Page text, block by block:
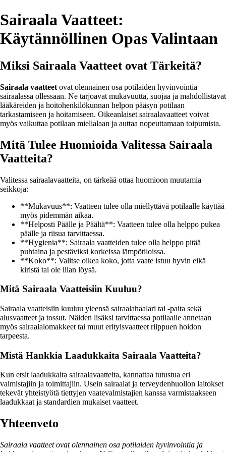
Sairaala Vaatteet:
Käytännöllinen Opas Valintaan
Miksi Sairaala Vaatteet ovat Tärkeitä?
Sairaala vaatteet ovat olennainen osa potilaiden hyvinvointia
sairaalassa ollessaan. Ne tarjoavat mukavuutta, suojaa ja mahdollistavat
lääkäreiden ja hoitohenkilökunnan helpon pääsyn potilaan
tarkastamiseen ja hoitamiseen. Oikeanlaiset sairaalavaatteet voivat
myös vaikuttaa potilaan mielialaan ja auttaa nopeuttamaan toipumista.
Mitä Tulee Huomioida Valitessa Sairaala
Vaatteita?
Valitessa sairaalavaatteita, on tärkeää ottaa huomioon muutamia
seikkoja:
**Mukavuus**: Vaatteen tulee olla miellyttävä potilaalle käyttää
myös pidemmän aikaa.
**Helposti Päälle ja Päältä**: Vaatteen tulee olla helppo pukea
päälle ja riisua tarvittaessa.
**Hygienia**: Sairaala vaatteiden tulee olla helppo pitää
puhtaina ja pestäviksi korkeissa lämpötiloissa.
**Koko**: Valitse oikea koko, jotta vaate istuu hyvin eikä
kiristä tai ole liian löysä.
Mitä Sairaala Vaatteisiin Kuuluu?
Sairaala vaatteisiin kuuluu yleensä sairaalahaalari tai -paita sekä
alusvaatteet ja tossut. Näiden lisäksi tarvittaessa potilaalle annetaan
myös sairaalalomakkeet tai muut erityisvaatteet riippuen hoidon
tarpeesta.
Mistä Hankkia Laadukkaita Sairaala Vaatteita?
Kun etsit laadukkaita sairaalavaatteita, kannattaa tutustua eri
valmistajiin ja toimittajiin. Usein sairaalat ja terveydenhuollon laitokset
tekevät yhteistyötä tiettyjen vaatevalmistajien kanssa varmistaakseen
laadukkaat ja standardien mukaiset vaatteet.
Yhteenveto
Sairaala vaatteet ovat olennainen osa potilaiden hyvinvointia ja